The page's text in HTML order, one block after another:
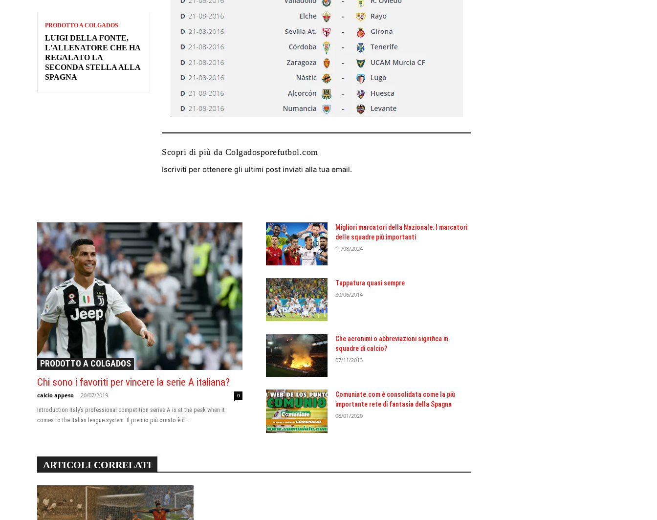
PRODOTTO A COLGADOS
LUIGI DELLA FONTE,
L'ALLENATORE CHE HA
REGALATO LA
SECONDA STELLA ALLA
SPAGNA
Scopri di più da Colgadosporefutbol.com
Iscriviti per ottenere gli ultimi post inviati alla tua email.
PRODOTTO A COLGADOS
Chi sono i favoriti per vincere la serie A italiana?
calcio appeso - 20/07/2019 0
Introduction Italy’s professional competition series A is at the peak when it
comes to the Italian league system. Il premio più ornato è il ...
Migliori marcatori della Nazionale: I marcatori
delle squadre più importanti
11/08/2024
Tappatura quasi sempre
30/06/2014
Che acronimi o abbreviazioni significa in
squadre di calcio?
07/11/2013
Comuniate.com è consolidata come la più
importante rete di fantasia della Spagna
08/01/2020
ARTICOLI CORRELATI